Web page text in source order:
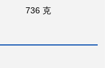
736 克